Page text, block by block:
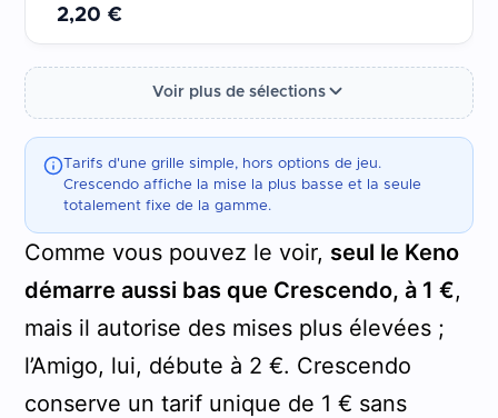
2,20 €
Voir plus de sélections
Tarifs d'une grille simple, hors options de jeu.
Crescendo affiche la mise la plus basse et la seule
totalement fixe de la gamme.
Comme vous pouvez le voir, seul le Keno
démarre aussi bas que Crescendo, à 1 €,
mais il autorise des mises plus élevées ;
l’Amigo, lui, débute à 2 €. Crescendo
conserve un tarif unique de 1 € sans